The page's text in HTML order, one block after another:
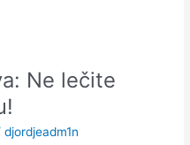
Ne lečite
djordjeadm1n